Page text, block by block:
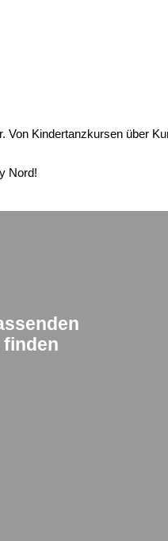
Kindertanzkursen über
Nord!
finden